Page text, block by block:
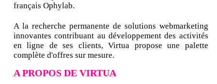
français Ophylab.
A la recherche permanente de solutions webmarketing
innovantes contribuant au développement des activités
en ligne de ses clients, Virtua propose une palette
complète d'offres sur mesure.
A PROPOS DE VIRTUA